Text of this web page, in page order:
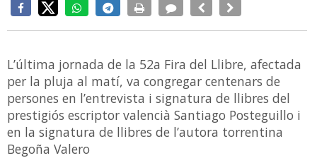
L’última jornada de la 52a Fira del Llibre, afectada
per la pluja al matí, va congregar centenars de
persones en l’entrevista i signatura de llibres del
prestigiós escriptor valencià Santiago Posteguillo i
en la signatura de llibres de l’autora torrentina
Begoña Valero